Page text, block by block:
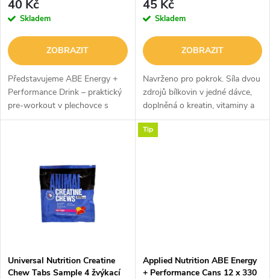
r
o
d
u
r
o
d
u
40 Kč
Skladem
ZOBRAZIT
Představujeme ABE Energy +
Performance Drink – praktický
pre-workout v plechovce s
nulovým obsahem cukru, který
45 Kč
Skladem
ZOBRAZIT
Navrženo pro pokrok. Síla dvou
zdrojů bílkovin v jedné dávce,
doplněná o kreatin, vitaminy a
aminokyseliny, ve službách
tvých svalů. Iso Whey Platinum
Universal Nutrition Creatine
Chew Tabs Sample 4 žvýkací
Tip
Applied Nutrition ABE Energy
+ Performance Cans 12 x 330